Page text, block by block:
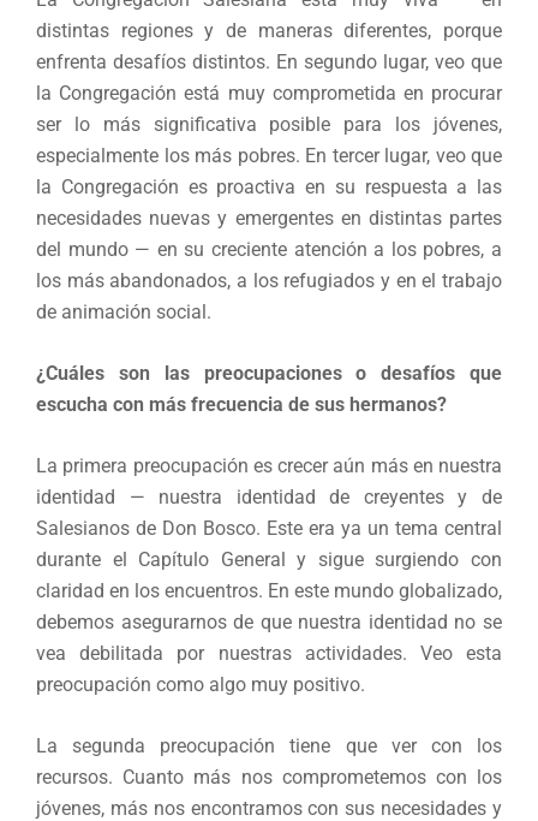
distintas regiones y de maneras diferentes, porque
enfrenta desafíos distintos. En segundo lugar, veo que
la Congregación está muy comprometida en procurar
ser lo más significativa posible para los jóvenes,
especialmente los más pobres. En tercer lugar, veo que
la Congregación es proactiva en su respuesta a las
necesidades nuevas y emergentes en distintas partes
del mundo — en su creciente atención a los pobres, a
los más abandonados, a los refugiados y en el trabajo
de animación social.
¿Cuáles son las preocupaciones o desafíos que
escucha con más frecuencia de sus hermanos?
La primera preocupación es crecer aún más en nuestra
identidad — nuestra identidad de creyentes y de
Salesianos de Don Bosco. Este era ya un tema central
durante el Capítulo General y sigue surgiendo con
claridad en los encuentros. En este mundo globalizado,
debemos asegurarnos de que nuestra identidad no se
vea debilitada por nuestras actividades. Veo esta
preocupación como algo muy positivo.
La segunda preocupación tiene que ver con los
recursos. Cuanto más nos comprometemos con los
jóvenes, más nos encontramos con sus necesidades y